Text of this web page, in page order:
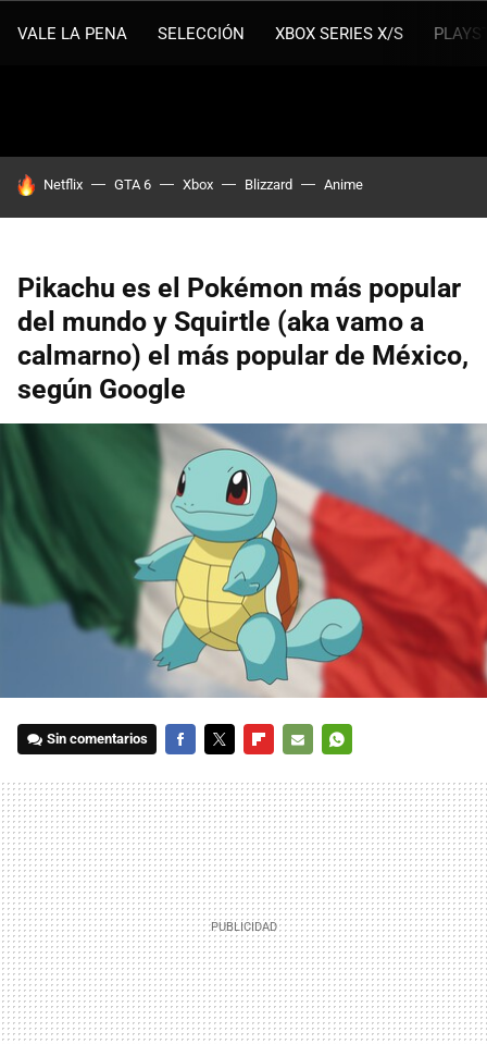
VALE LA PENA SELECCIÓN XBOX SERIES X/S
HOY SE HABLA DE
Netflix GTA 6 Xbox Blizzard Anime
Pikachu es el Pokémon más popular
del mundo y Squirtle (aka vamo a
calmarno) el más popular de México,
según Google
Sin comentarios
MAIL